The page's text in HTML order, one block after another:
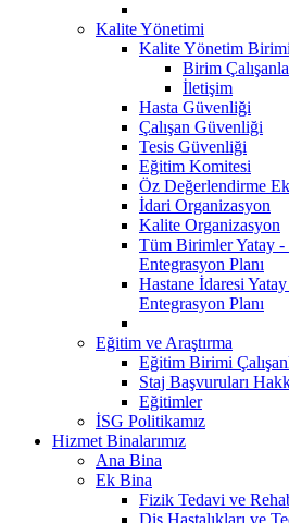
Kalite Yönetimi
Kalite Yönetim Birimi
Birim
İletişim
Hasta Güvenliği
Çalışan Güvenliği
Tesis Güvenliği
Eğitim Komitesi
Öz Değerlendirme
İdari Organizasyon
Kalite Organizasyon
Tüm Birimler Yatay
Entegrasyon Planı
Hastane İdaresi
Entegrasyon Planı
Eğitim ve Araştırma
Eğitim Birimi
Staj Başvuruları
Eğitimler
İSG Politikamız
Hizmet Binalarımız
Ana Bina
Ek Bina
Fizik Tedavi ve
Diş Hastalıkları ve